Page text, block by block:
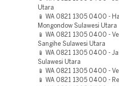
Utara
📱 WA 0821 1305 0400 -
Mongondow Sulawesi Utara
📱 WA 0821 1305 0400 -
Sangihe Sulawesi Utara
📱 WA 0821 1305 0400 -
Sulawesi Utara
📱 WA 0821 1305 0400 -
📱 WA 0821 1305 0400 -